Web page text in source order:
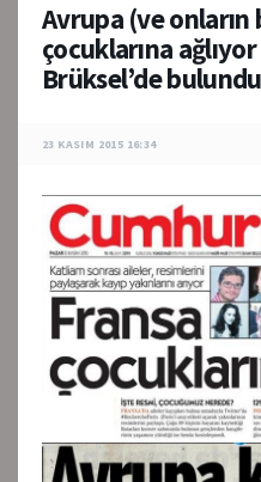
Avrupa (ve
çocuklarına
Brüksel’de
23 KASIM 2015 16:34